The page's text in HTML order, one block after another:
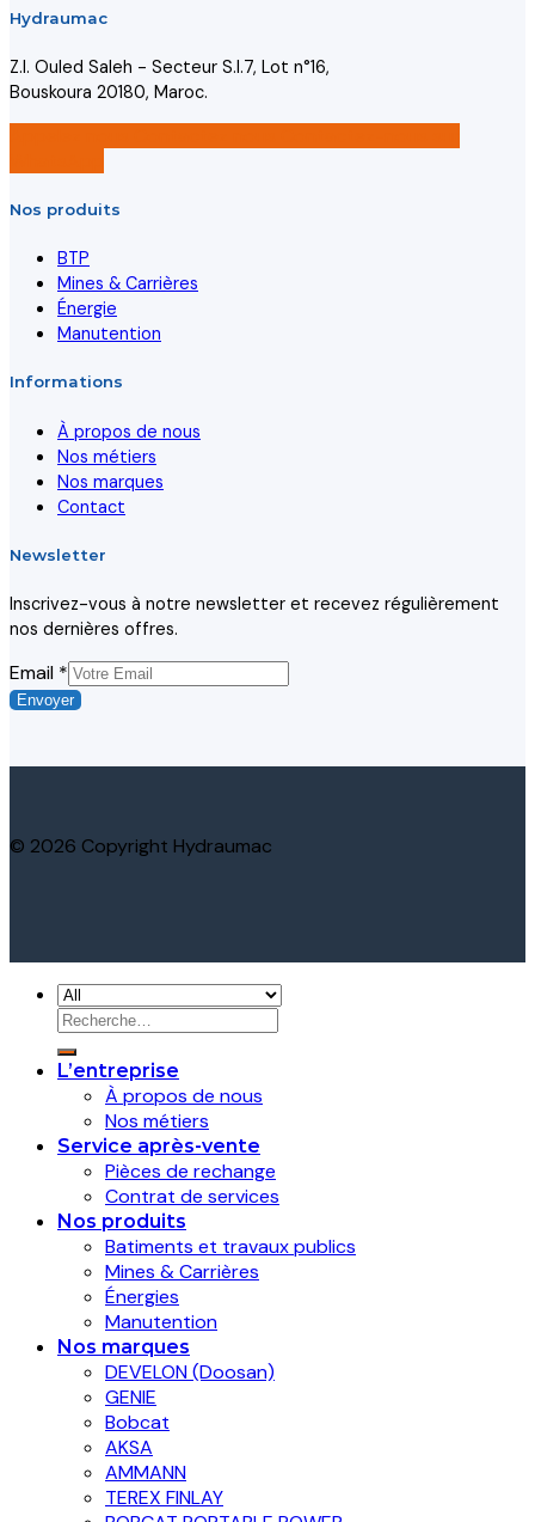
Hydraumac
Z.I. Ouled Saleh - Secteur S.I.7, Lot n°16,
Bouskoura 20180, Maroc.
Nos produits
BTP
Mines & Carrières
Énergie
Manutention
Informations
À propos de nous
Nos métiers
Nos marques
Contact
Newsletter
Inscrivez-vous à notre newsletter et recevez régulièrement
nos dernières offres.
Email
Email *
Envoyer
© 2026 Copyright Hydraumac
Recherche
pour :
L’entreprise
À propos de nous
Nos métiers
Service après-vente
Pièces de rechange
Contrat de services
Nos produits
Batiments et travaux publics
Mines & Carrières
Énergies
Manutention
Nos marques
DEVELON (Doosan)
GENIE
Bobcat
AKSA
AMMANN
TEREX FINLAY